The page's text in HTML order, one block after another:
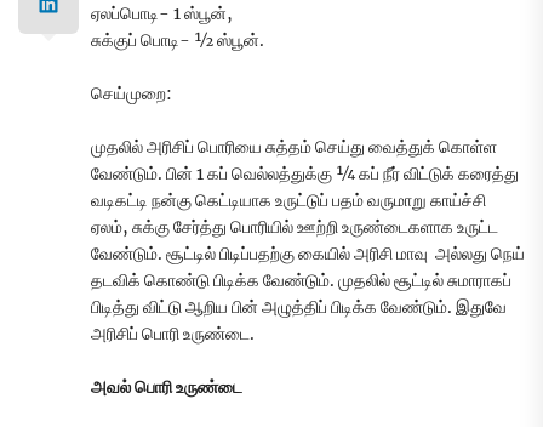
ஏலப்பொடி- 1 ஸ்பூன்,
சுக்குப் பொடி- ½ ஸ்பூன்.
செய்முறை:
முதலில் அரிசிப் பொரியை சுத்தம் செய்து வைத்துக் கொள்ள
வேண்டும். பின் 1 கப் வெல்லத்துக்கு ¼ கப் நீர் விட்டுக் கரைத்து
வடிகட்டி நன்கு கெட்டியாக உருட்டுப் பதம் வருமாறு காய்ச்சி
ஏலம், சுக்கு சேர்த்து பொரியில் ஊற்றி உருண்டைகளாக உருட்ட
வேண்டும். சூட்டில் பிடிப்பதற்கு கையில் அரிசி மாவு அல்லது நெய்
தடவிக் கொண்டு பிடிக்க வேண்டும். முதலில் சூட்டில் சுமாராகப்
பிடித்து விட்டு ஆறிய பின் அழுத்திப் பிடிக்க வேண்டும். இதுவே
அரிசிப் பொரி உருண்டை.
அவல் பொரி உருண்டை